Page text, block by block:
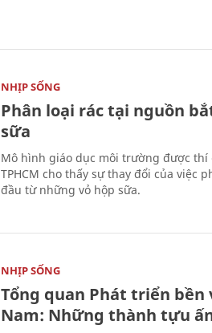
NHỊP SỐNG
Phân loại rác tại nguồn
sữa
Mô hình giáo dục môi trường được
TPHCM cho thấy sự thay đổi của việc
đầu từ những vỏ hộp sữa.
NHỊP SỐNG
Tổng quan Phát triển bền
Nam: Những thành tựu